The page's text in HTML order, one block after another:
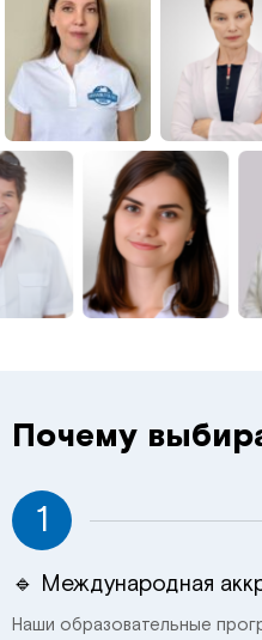
Почему
1
🔹 Международная
Наши образовательные